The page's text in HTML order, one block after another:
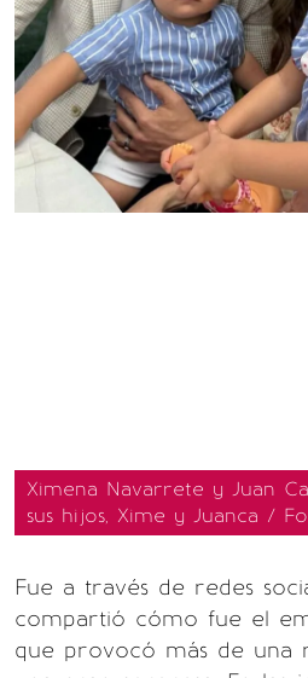
Ximena Navarrete y Juan
sus hijos, Xime y Juanca /
Fue a través de redes
compartió cómo fue el
que provocó más de una